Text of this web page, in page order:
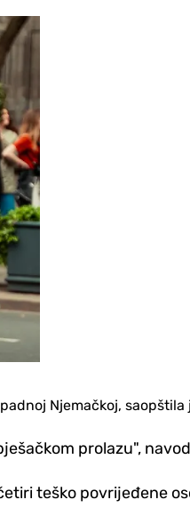
Njemačkoj,
prolazu",
teško povrijeđene